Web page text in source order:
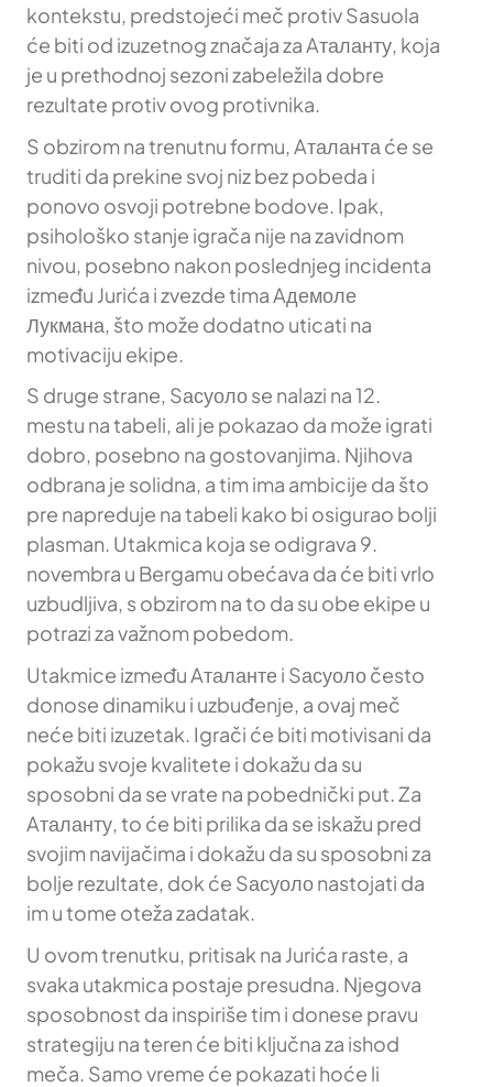
kontekstu, predstojeći meč protiv Sasuola
će biti od izuzetnog značaja za Aталанту, koja
je u prethodnoj sezoni zabeležila dobre
rezultate protiv ovog protivnika.
S obzirom na trenutnu formu, Aталанта će se
truditi da prekine svoj niz bez pobeda i
ponovo osvoji potrebne bodove. Ipak,
psihološko stanje igrača nije na zavidnom
nivou, posebno nakon poslednjeg incidenta
između Jurića i zvezde tima Aдемоле
Лукмана, što može dodatno uticati na
motivaciju ekipe.
S druge strane, Sасуоло se nalazi na 12.
mestu na tabeli, ali je pokazao da može igrati
dobro, posebno na gostovanjima. Njihova
odbrana je solidna, a tim ima ambicije da što
pre napreduje na tabeli kako bi osigurao bolji
plasman. Utakmica koja se odigrava 9.
novembra u Bergamu obećava da će biti vrlo
uzbudljiva, s obzirom na to da su obe ekipe u
potrazi za važnom pobedom.
Utakmice između Aталанте i Sасуоло često
donose dinamiku i uzbuđenje, a ovaj meč
neće biti izuzetak. Igrači će biti motivisani da
pokažu svoje kvalitete i dokažu da su
sposobni da se vrate na pobednički put. Za
Aталанту, to će biti prilika da se iskažu pred
svojim navijačima i dokažu da su sposobni za
bolje rezultate, dok će Sасуоло nastojati da
im u tome oteža zadatak.
U ovom trenutku, pritisak na Jurića raste, a
svaka utakmica postaje presudna. Njegova
sposobnost da inspiriše tim i donese pravu
strategiju na teren će biti ključna za ishod
meča. Samo vreme će pokazati hoće li